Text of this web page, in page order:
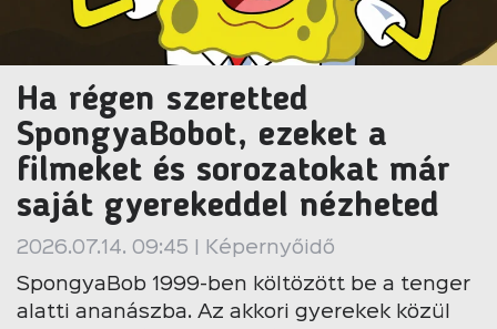
Ha régen szeretted
SpongyaBobot, ezeket a
filmeket és sorozatokat már
saját gyerekeddel nézheted
2026.07.14. 09:45 | Képernyőidő
SpongyaBob 1999-ben költözött be a tenger
alatti ananászba. Az akkori gyerekek közül